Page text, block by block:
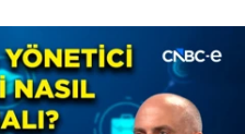
nasıl olunur?
Ünal